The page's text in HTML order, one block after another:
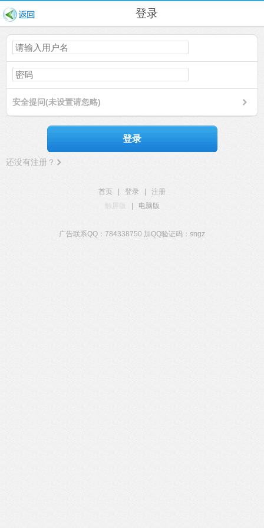
登录
安全提问(未设置请忽略)
登录
还没有注册？
首页 登录
注册
触屏版
电脑版
广告联系QQ：784338750 加QQ验证码：sngz